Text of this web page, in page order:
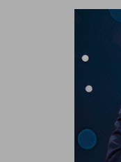
SENASTE
SENASTE
SENASTE
SENASTE